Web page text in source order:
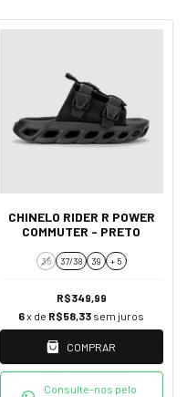
CHINELO RIDER R POWER
COMMUTER - PRETO
36 37/38 39 + 5
R$349,99
6x de R$58,33 sem juros
COMPRAR
Consulte-nos pelo